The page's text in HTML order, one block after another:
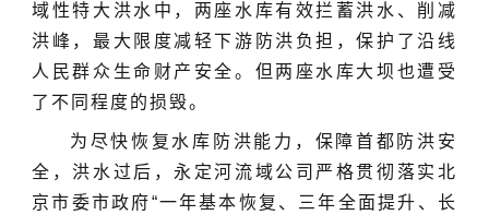
域性特大洪水中，两座水库有效拦蓄洪水、削减
洪峰，最大限度减轻下游防洪负担，保护了沿线
人民群众生命财产安全。但两座水库大坝也遭受
了不同程度的损毁。
为尽快恢复水库防洪能力，保障首都防洪安
全，洪水过后，永定河流域公司严格贯彻落实北
京市委市政府“一年基本恢复、三年全面提升、长